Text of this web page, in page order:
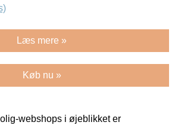
Læs mere »
Køb nu »
webshops i øjeblikket er